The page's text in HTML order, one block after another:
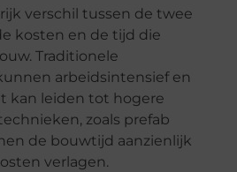
verschil tussen de twee
kosten en de tijd die
Traditionele
arbeidsintensief en
kan leiden tot hogere
zoals prefab
de bouwtijd aanzienlijk
verlagen.